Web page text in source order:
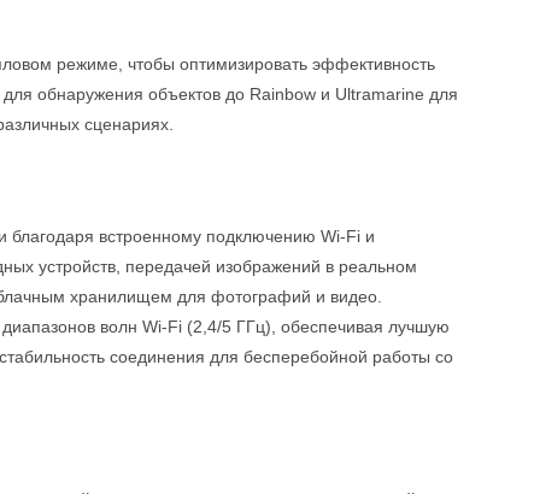
режиме, чтобы оптимизировать эффективность
обнаружения объектов до Rainbow и Ultramarine для
сценариях.
благодаря встроенному подключению Wi-Fi и
устройств, передачей изображений в реальном
хранилищем для фотографий и видео.
волн Wi-Fi (2,4/5 ГГц), обеспечивая лучшую
соединения для бесперебойной работы со